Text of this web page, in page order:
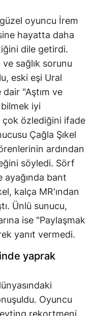
oyuncu İrem
hayatta daha
dile getirdi.
sağlık sorunu
eski eşi Ural
"Aştım ve
bilmek iyi
çok özlediğini ifade
Çağla Şıkel
ardından
söyledi. Sörf
ayağında bant
kalça MR'ından
Ünlü sunucu,
ise "Paylaşmak
yanıt vermedi.
yaprak
Oyuncu
rekortmeni